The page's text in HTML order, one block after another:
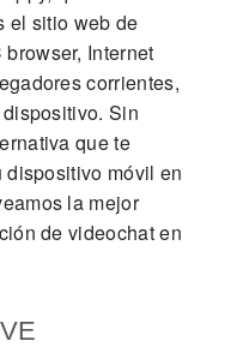
el sitio web de
Internet
corrientes,
Sin
que te
móvil en
la mejor
de videochat en